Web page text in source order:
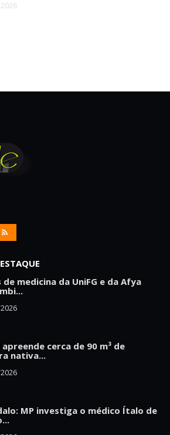
de medicina da UniFG e da Afya
apreende cerca de 90 m³ de
nativa...
MP investiga o médico Ítalo de